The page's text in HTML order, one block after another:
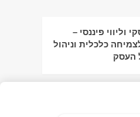
וליווי פיננסי –
כלכלית וניהול
העסק